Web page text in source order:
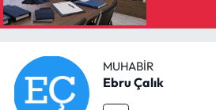
MUHABIR
Ebru Çalık